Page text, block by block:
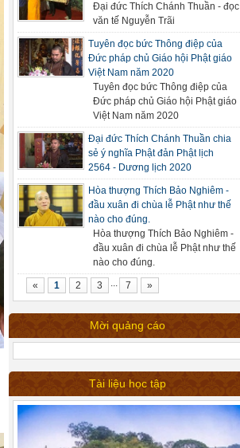
Đại đức Thích Chánh Thuần - đọc
văn tế Nguyễn Trãi
Tuyên đọc bức Thông điệp của
Đức pháp chủ Giáo hội Phật giáo
Việt Nam năm 2020
Tuyên đọc bức Thông điệp của
Đức pháp chủ Giáo hội Phật giáo
Việt Nam năm 2020
Đại đức Thích Chánh Thuần chia
sẻ ý nghĩa Phật đản Phật lịch
2564 - Dương lịch 2020
Hòa thượng Thích Bảo Nghiêm -
đầu xuân đi chùa lễ Phật như thế
nào cho đúng.
Hòa thượng Thích Bảo Nghiêm -
đầu xuân đi chùa lễ Phật như thế
nào cho đúng.
« 1 2 3 ... 7 »
Mời quảng cáo
Tài liệu học tập